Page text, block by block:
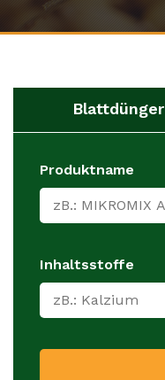
Blattdünger
Produktname
Inhaltsstoffe